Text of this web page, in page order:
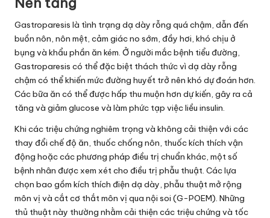
Gastroparesis là tình trạng dạ dày rỗng quá chậm, dẫn đến
buồn nôn, nôn mệt, cảm giác no sớm, đầy hơi, khó chịu ở
bụng và khẩu phần ăn kém. Ở người mắc bệnh tiểu đường,
Gastroparesis có thể đặc biệt thách thức vì dạ dày rỗng
chậm có thể khiến mức đường huyết trở nên khó dự đoán hơn.
Các bữa ăn có thể được hấp thu muộn hơn dự kiến, gây ra cả
tăng và giảm glucose và làm phức tạp việc liều insulin.
Khi các triệu chứng nghiêm trọng và không cải thiện với các
thay đổi chế độ ăn, thuốc chống nôn, thuốc kích thích vận
động hoặc các phương pháp điều trị chuẩn khác, một số
bệnh nhân được xem xét cho điều trị phẫu thuật. Các lựa
chọn bao gồm kích thích điện dạ dày, phẫu thuật mở rộng
môn vị và cắt cơ thắt môn vị qua nội soi (G-POEM). Những
thủ thuật này thường nhằm cải thiện các triệu chứng và tốc